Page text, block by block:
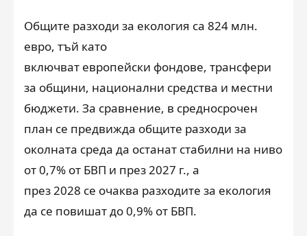
Общите разходи за екология са 824 млн.
евро, тъй като
включват европейски фондове, трансфери
за общини, национални средства и местни
бюджети. За сравнение, в средносрочен
план се предвижда общите разходи за
околната среда да останат стабилни на ниво
от 0,7% от БВП и през 2027 г., а
през 2028 се очаква разходите за екология
да се повишат до 0,9% от БВП.